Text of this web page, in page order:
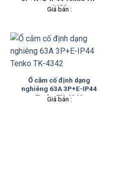
2452
Giá bán :
Ổ cắm cố định dạng
nghiêng 63A 3P+E-IP44
Tenko TK-4342
Giá bán :